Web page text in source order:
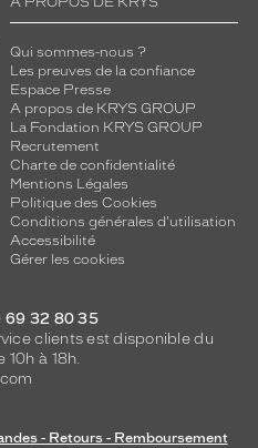
Qui sommes-nous ?
Les preuves de la confiance
Espace Presse
A propos de KRYS GROUP
La Fondation KRYS GROUP
Recrutement
Charte de confidentialité
Mentions Légales
Politique des Cookies
Conditions générales d'utilisation
Accessibilité
Gérer les cookies
69 32 80 35
clients est disponible du
10h à 18h.
- Retours - Remboursement